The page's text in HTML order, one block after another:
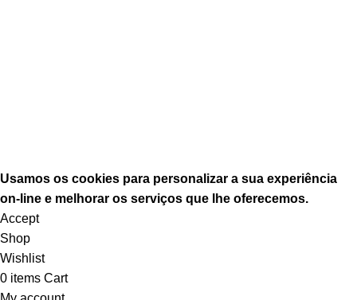
Usamos os cookies para personal izar a sua experiência
on- line e melhorar os serviços que lhe oferecemos.
Accept
Shop
Wishlist
0 items Cart